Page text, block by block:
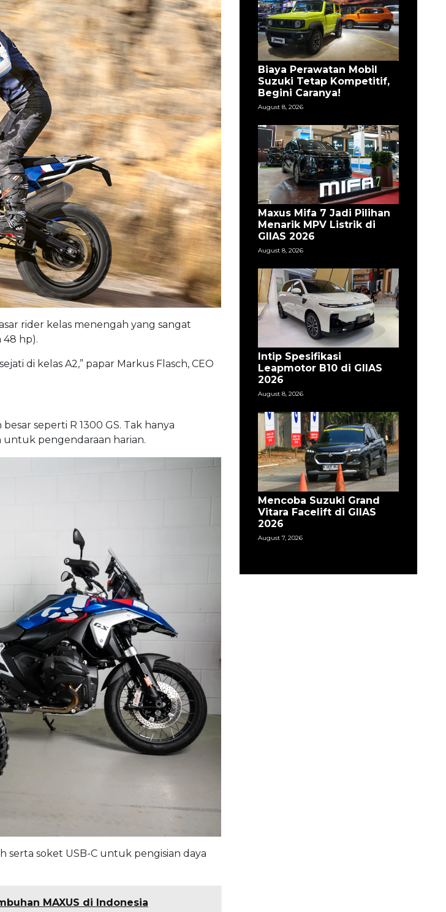
rider kelas menengah yang sangat
48 hp).
di kelas A2,” papar Markus Flasch, CEO
seperti R 1300 GS. Tak hanya
pengendaraan harian.
soket USB-C untuk pengisian daya
MAXUS di Indonesia
Biaya Perawatan Mobil
Suzuki Tetap Kompetitif,
Begini Caranya!
August 8, 2026
Maxus Mifa 7 Jadi Pilihan
Menarik MPV Listrik di
GIIAS 2026
August 8, 2026
Intip Spesifikasi
Leapmotor B10 di GIIAS
2026
August 8, 2026
Mencoba Suzuki Grand
Vitara Facelift di GIIAS
2026
August 7, 2026